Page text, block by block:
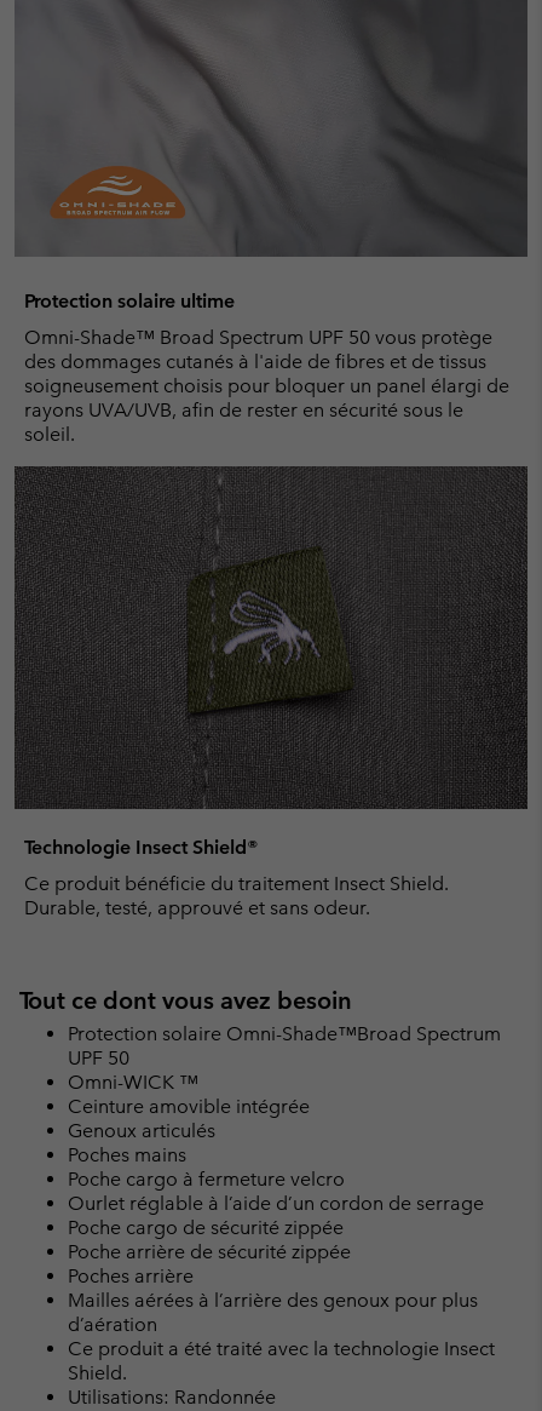
Protection solaire ultime
Omni-Shade™ Broad Spectrum UPF 50 vous protège
des dommages cutanés à l'aide de fibres et de tissus
soigneusement choisis pour bloquer un panel élargi de
rayons UVA/UVB, afin de rester en sécurité sous le
soleil.
Technologie Insect Shield®
Ce produit bénéficie du traitement Insect Shield.
Durable, testé, approuvé et sans odeur.
Tout ce dont vous avez besoin
Protection solaire Omni-Shade™Broad Spectrum
UPF 50
Omni-WICK ™
Ceinture amovible intégrée
Genoux articulés
Poches mains
Poche cargo à fermeture velcro
Ourlet réglable à l’aide d’un cordon de serrage
Poche cargo de sécurité zippée
Poche arrière de sécurité zippée
Poches arrière
Mailles aérées à l’arrière des genoux pour plus
d’aération
Ce produit a été traité avec la technologie Insect
Shield.
Utilisations: Randonnée